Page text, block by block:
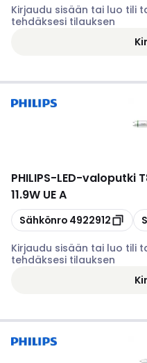
Kirjaudu sisään tai luo tili
tehdäksesi tilauksen
PHILIPS-LED-valoputki
11.9W UE A
Kopioi
Sähkönro 4922912
Kirjaudu sisään tai luo tili
tehdäksesi tilauksen